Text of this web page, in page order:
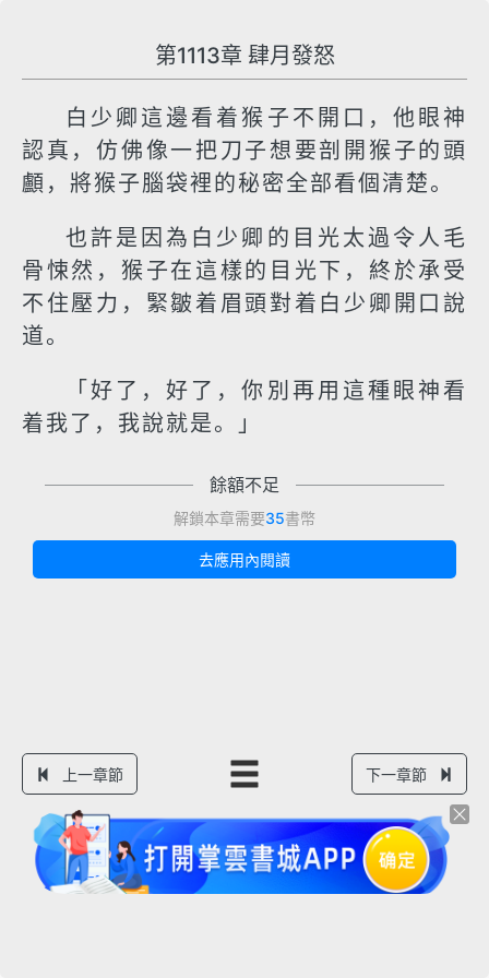
第1113章 肆月發怒
白少卿這邊看着猴子不開口，他眼神
認真，仿佛像一把刀子想要剖開猴子的頭
顱，將猴子腦袋裡的秘密全部看個清楚。
也許是因為白少卿的目光太過令人毛
骨悚然，猴子在這樣的目光下，終於承受
不住壓力，緊皺着眉頭對着白少卿開口說
道。
「好了，好了，你別再用這種眼神看
着我了，我說就是。」
餘額不足
解鎖本章需要35書幣
去應用內閱讀
上一章節 下一章節